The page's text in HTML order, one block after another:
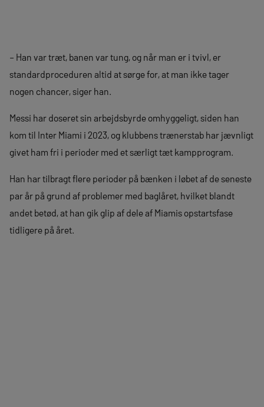
– Han var træt, banen var tung, og når man er i tvivl, er
standardproceduren altid at sørge for, at man ikke tager
nogen chancer, siger han.
Messi har doseret sin arbejdsbyrde omhyggeligt, siden han
kom til Inter Miami i 2023, og klubbens trænerstab har jævnligt
givet ham fri i perioder med et særligt tæt kampprogram.
Han har tilbragt flere perioder på bænken i løbet af de seneste
par år på grund af problemer med baglåret, hvilket blandt
andet betød, at han gik glip af dele af Miamis opstartsfase
tidligere på året.